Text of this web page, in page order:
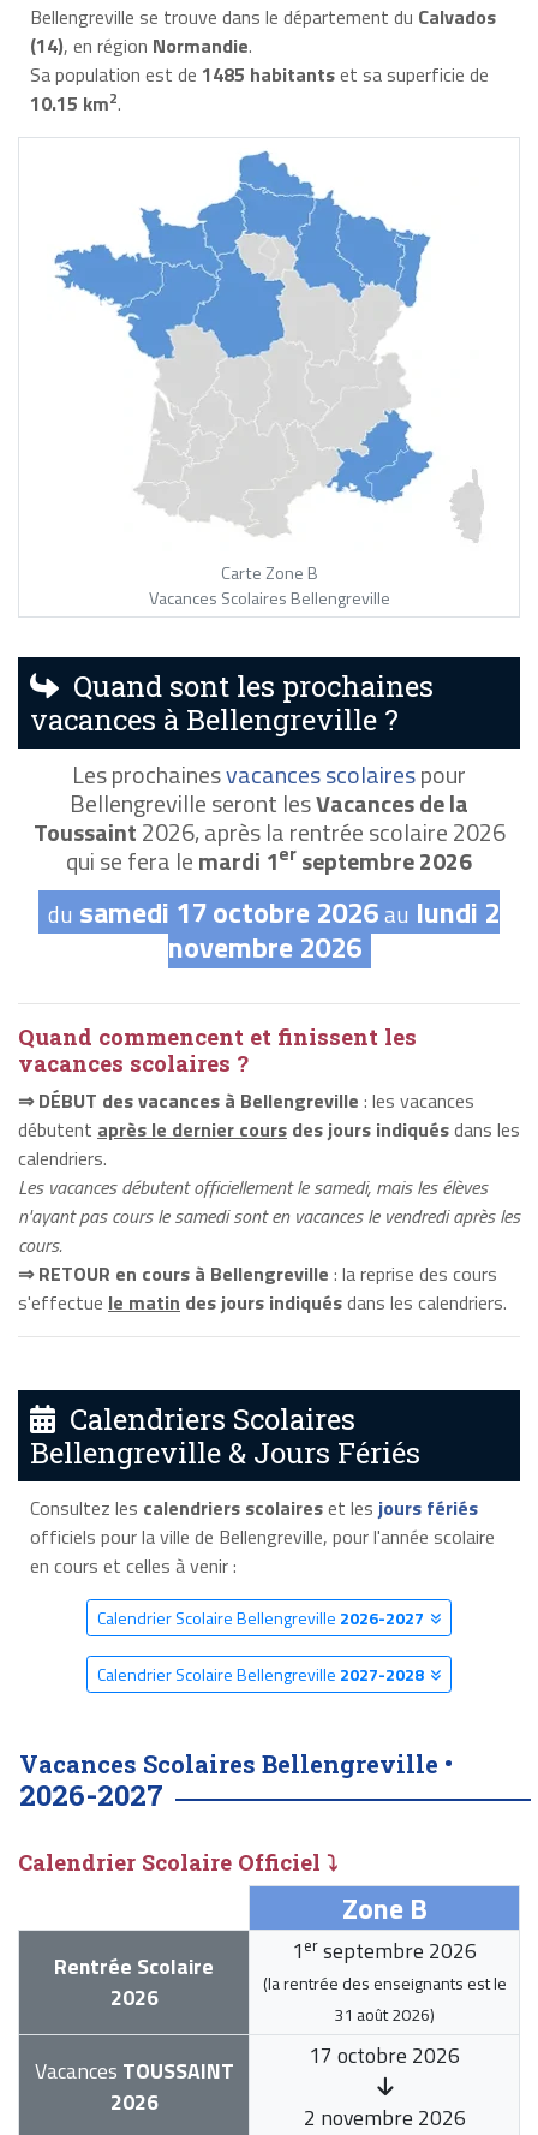
Bellengreville se trouve dans le département du Calvados
(14), en région Normandie.
Sa population est de 1485 habitantset sa superficie de
10.15 km2.
Carte Zone B
Vacances Scolaires Bellengreville
Quand sont les prochaines
vacances à Bellengreville ?
Les prochainesvacances scolairespour
Bellengreville seront lesVacances de la
Toussaint2026, après la rentrée scolaire 2026
qui se fera lemardi 1er septembre 2026
du samedi 17 octobre 2026au lundi 2
novembre 2026
Quand commencent et finissent les
vacances scolaires ?
⇒ DÉBUT des vacances à Bellengreville : les vacances
débutent après le dernier cours des jours indiquésdans les
calendriers.
Les vacances débutent officiellement le samedi, mais les élèves
n'ayant pas cours le samedi sont en vacances le vendredi après les
cours.
⇒ RETOUR en cours à Bellengreville : la reprise des cours
s'effectue le matin des jours indiquésdans les calendriers.
Calendriers Scolaires
Bellengreville & Jours Fériés
Consultez les calendriers scolaireset les jours fériés
officiels pour la ville de Bellengreville, pour l'année scolaire
en cours et celles à venir :
Calendrier Scolaire Bellengreville 2026-2027
Calendrier Scolaire Bellengreville 2027-2028
Vacances Scolaires Bellengreville •
2026-2027
Calendrier Scolaire Officiel ⤵
Zone B
Rentrée Scolaire
2026
1 er septembre 2026
(la rentrée des enseignants est le
31 août 2026)
Vacances TOUSSAINT
2026
17 octobre 2026
2 novembre 2026